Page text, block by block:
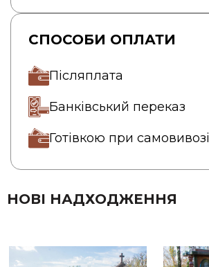
СПОСОБИ ОПЛАТИ
Післяплата
Банківський переказ
Готівкою при самовивозі
НОВІ НАДХОДЖЕННЯ